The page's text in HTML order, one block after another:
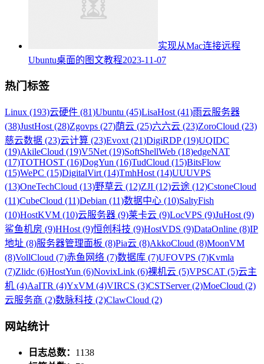
实现从Mac连接远程
Ubuntu桌面的图文教程2023-11-07
热门标签
Linux (193)云硬件 (81)Ubuntu (45)LisaHost (41)雨云服务器
(38)JustHost (28)Zgovps (27)荫云 (25)六六云 (23)ZoroCloud (23)
慈云数据 (23)云计算 (23)Evoxt (21)DigiRDP (19)UQIDC
(19)AkileCloud (19)V5Net (19)SoftShellWeb (18)edgeNAT
(17)TOTHOST (16)DogYun (16)TudCloud (15)BitsFlow
(15)WePC (15)DigitalVirt (14)TmhHost (14)UUUVPS
(13)OneTechCloud (13)野草云 (12)ZJI (12)云途 (12)CstoneCloud
(11)CubeCloud (11)Debian (11)数据中心 (10)SaltyFish
(10)HostKVM (10)云服务器 (9)莱卡云 (9)LocVPS (9)JuHost (9)
鲨鱼机房 (9)HHost (9)恒创科技 (9)HostVDS (9)DataOnline (8)IP
地址 (8)服务器管理面板 (8)Pia云 (8)AkkoCloud (8)MoonVM
(8)VollCloud (7)赤鱼网络 (7)数据库 (7)UFOVPS (7)Kvmla
(7)Zlidc (6)HostYun (6)NovixLink (6)裸机云 (5)VPSCAT (5)云主
机 (4)AaITR (4)YxVM (4)VIRCS (3)CSTServer (2)MoeCloud (2)
云服务商 (2)数脉科技 (2)ClawCloud (2)
网站统计
日志总数： 1138